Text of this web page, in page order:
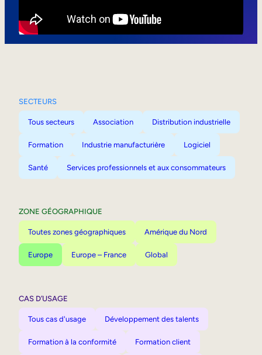
SECTEURS
Tous secteurs Association Distribution industrielle
Formation Industrie manufacturière Logiciel
Santé Services professionnels et aux consommateurs
ZONE GÉOGRAPHIQUE
Toutes zones géographiques Amérique du Nord
Europe Europe – France Global
CAS D’USAGE
Tous cas d'usage Développement des talents
Formation à la conformité Formation client